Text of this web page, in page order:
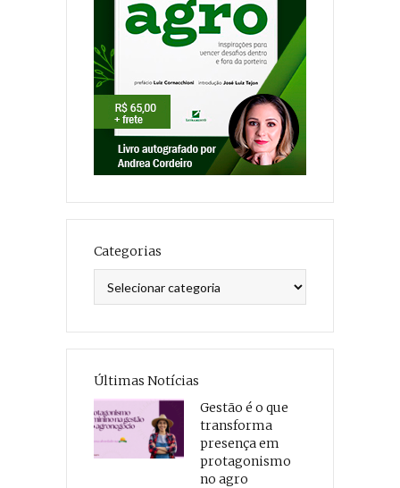
Categorias
Últimas Notícias
Gestão é o que
transforma
presença em
protagonismo
no agro